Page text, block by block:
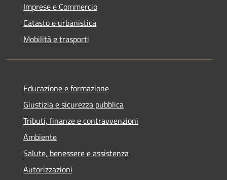
Imprese e Commercio
Catasto e urbanistica
Mobilità e trasporti
Educazione e formazione
Giustizia e sicurezza pubblica
Tributi, finanze e contravvenzioni
Ambiente
Salute, benessere e assistenza
Autorizzazioni